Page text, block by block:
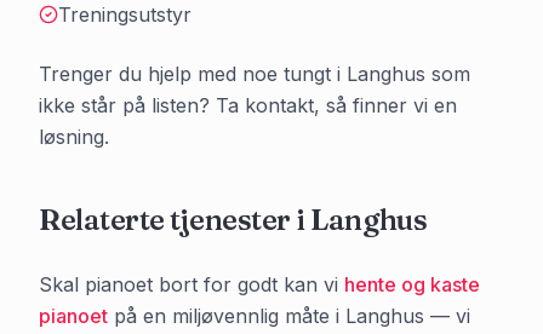
Treningsutstyr
Trenger du hjelp med noe tungt i Langhus som
ikke står på listen? Ta kontakt, så finner vi en
løsning.
Relaterte tjenester iLanghus
Skal pianoet bort for godt kan vi hente og kaste
pianoet på en miljøvennlig måte i Langhus — vi